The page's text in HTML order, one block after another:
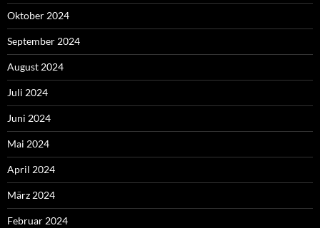
Oktober 2024
September 2024
August 2024
Juli 2024
Juni 2024
Mai 2024
April 2024
März 2024
Februar 2024